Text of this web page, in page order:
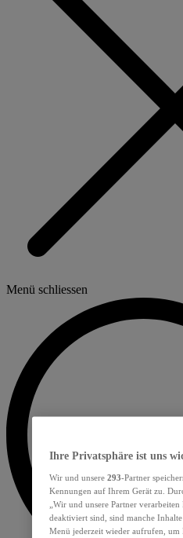
Menü schliessen
Ihre Privatsphäre ist uns
Wir und unsere 293-Partner
Kennungen auf Ihrem Gerät zu.
„Wir und unsere Partner
deaktiviert sind, sind manche
Menü jederzeit wieder aufrufen,